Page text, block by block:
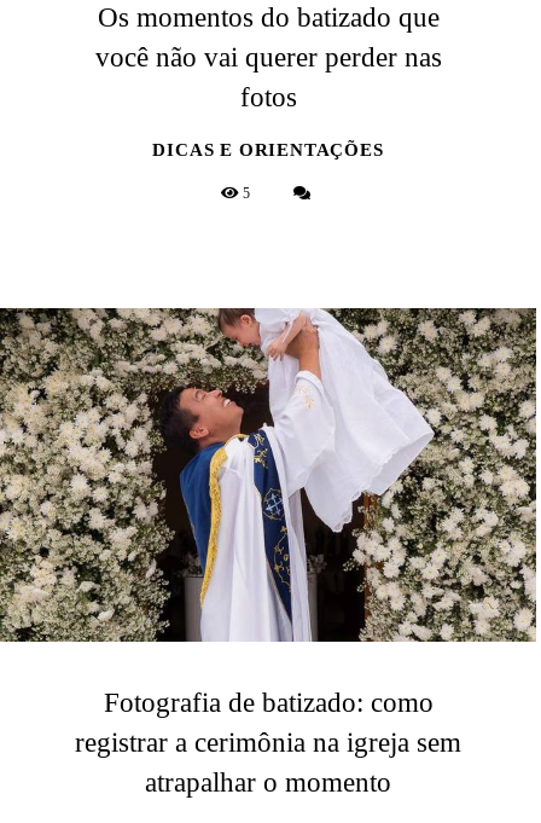
Os momentos do batizado que
você não vai querer perder nas
fotos
DICAS E ORIENTAÇÕES
5
Fotografia de batizado: como
registrar a cerimônia na igreja sem
atrapalhar o momento